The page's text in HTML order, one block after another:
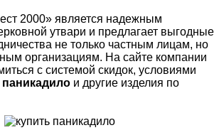
2000» является надежным
утвари и предлагает выгодные
не только частным лицам, но
организациям. На сайте компании
с системой скидок, условиями
паникадило и другие изделия по